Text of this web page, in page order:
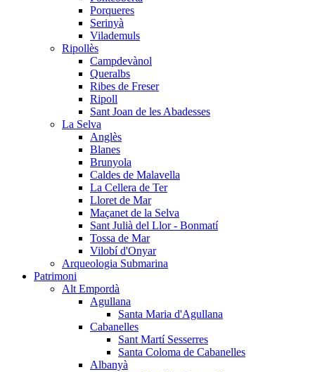
Porqueres
Serinyà
Vilademuls
Ripollès
Campdevànol
Queralbs
Ribes de Freser
Ripoll
Sant Joan de les Abadesses
La Selva
Anglès
Blanes
Brunyola
Caldes de Malavella
La Cellera de Ter
Lloret de Mar
Maçanet de la Selva
Sant Julià del Llor - Bonmatí
Tossa de Mar
Vilobí d'Onyar
Arqueologia Submarina
Patrimoni
Alt Empordà
Agullana
Santa Maria d'Agullana
Cabanelles
Sant Martí Sesserres
Santa Coloma de Cabanelles
Albanyà